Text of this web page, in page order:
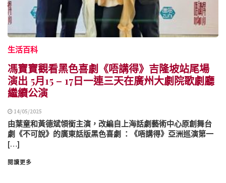
生活百科
馮寶寶觀看黑色喜劇《唔講得》吉隆坡站尾場
演出 5月15 – 17日一連三天在廣州大劇院歌劇廳
繼續公演
14/05/2025
由葉童和黃德斌領銜主演，改編自上海話劇藝術中心原創舞台
劇《不可說》的廣東話版黑色喜劇 ：《唔講得》亞洲巡演第一
[…]
閱讀更多